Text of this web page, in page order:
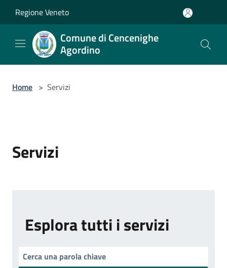
Regione Veneto
Comune di Cencenighe
Agordino
Home > Servizi
Servizi
Esplora tutti i servizi